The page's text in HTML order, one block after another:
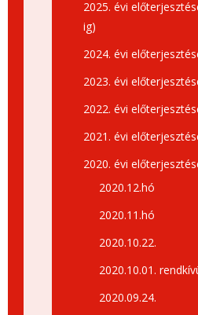
2025. évi
ig)
2024. évi
2023. évi
2022. évi
2021. évi
2020. évi
2020.12.hó
2020.11.hó
2020.10.22.
2020.10.01.
2020.09.24.